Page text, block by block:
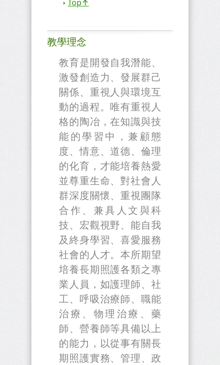
Top↑
教學理念
教育是開發自我潛能、
激發創造力、發展群己
關係、重視人與環境互
動的過程。唯有重視人
格的陶冶，在知識與技
能的學習中，兼顧態
度、情意、道德、倫理
的化育，才能培養熱愛
並尊重生命、對社會人
群深度關懷、重視團隊
合作、兼具人文與科
技、宏觀視野、能自我
及終身學習、喜愛服務
社會的人才。本所期望
培養長期照護各類之專
業人員，如護理師、社
工、呼吸治療師、職能
治療、物理治療、藥
師、營養師等具備以上
的能力，以從事有關長
期照護實務、管理、政